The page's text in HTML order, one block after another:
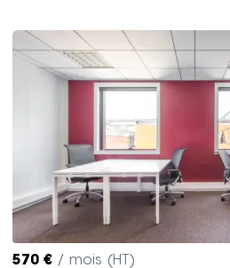
570 € / mois (HT)